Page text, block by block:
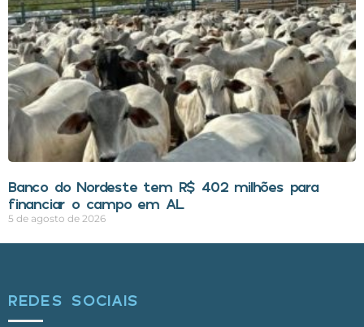
Banco do Nordeste tem R$ 402 milhões para
financiar o campo em AL
5 de agosto de 2026
REDES SOCIAIS